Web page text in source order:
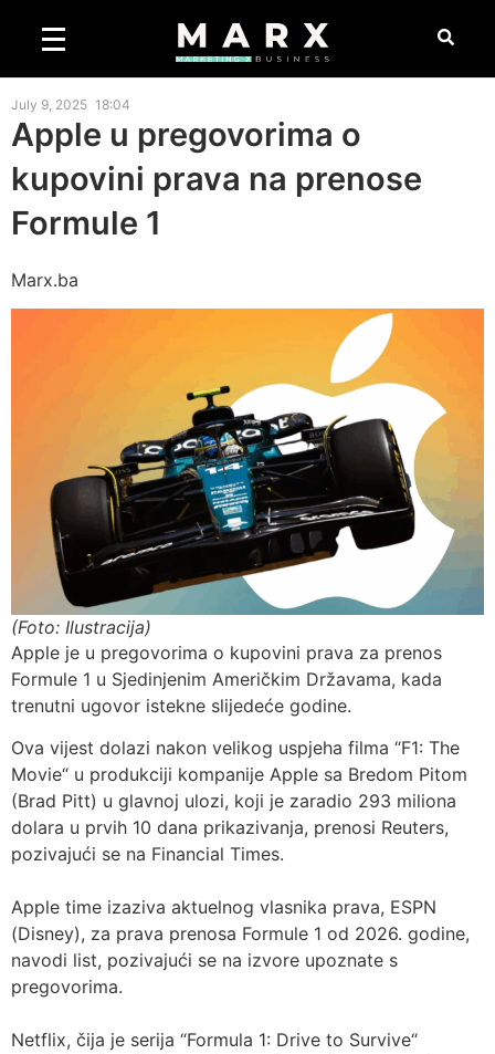
July 9, 2025 18:04
Apple u pregovorima o
kupovini prava na prenose
Formule 1
Marx.ba
(Foto: Ilustracija)
Apple je u pregovorima o kupovini prava za prenos
Formule 1 u Sjedinjenim Američkim Državama, kada
trenutni ugovor istekne slijedeće godine.
Ova vijest dolazi nakon velikog uspjeha filma “F1: The
Movie“ u produkciji kompanije Apple sa Bredom Pitom
(Brad Pitt) u glavnoj ulozi, koji je zaradio 293 miliona
dolara u prvih 10 dana prikazivanja, prenosi Reuters,
pozivajući se na Financial Times.
Apple time izaziva aktuelnog vlasnika prava, ESPN
(Disney), za prava prenosa Formule 1 od 2026. godine,
navodi list, pozivajući se na izvore upoznate s
pregovorima.
Netflix, čija je serija “Formula 1: Drive to Survive“